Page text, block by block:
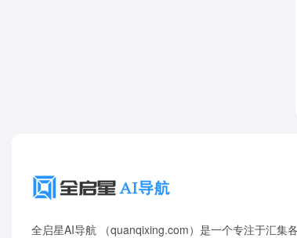
全启星AI导航 （quanqixing.com）是一个专注于汇集